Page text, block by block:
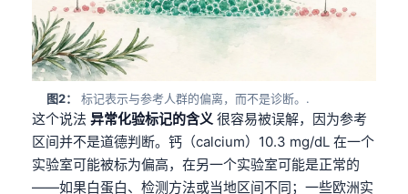
图2： 标记表示与参考人群的偏离，而不是诊断。.
这个说法 异常化验标记的含义 很容易被误解，因为参考
区间并不是道德判断。钙（calcium）10.3 mg/dL 在一个
实验室可能被标为偏高，在另一个实验室可能是正常的
——如果白蛋白、检测方法或当地区间不同；一些欧洲实